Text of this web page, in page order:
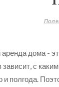
аренда дома -
зависит, с
и полгода.